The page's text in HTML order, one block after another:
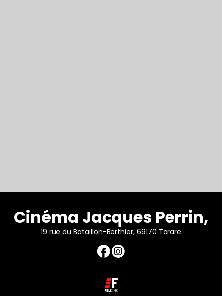
Cinéma Jacques Perrin,
19 rue du Bataillon-Berthier, 69170 Tarare